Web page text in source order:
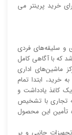
خرید پرینتر می
و سلیقه‌های فردی
که با آگاهی کامل
ماشین‌های اداری
خرید، ابتدا تمام
کاغذ یادداشت و
تجاری با تشخیص
تأمین این محصول
جانبی و پر